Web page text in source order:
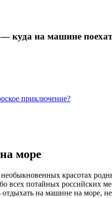
куда на машине
приключение?
море
красотах
всех потайных российских
отдыхать на машине на море,